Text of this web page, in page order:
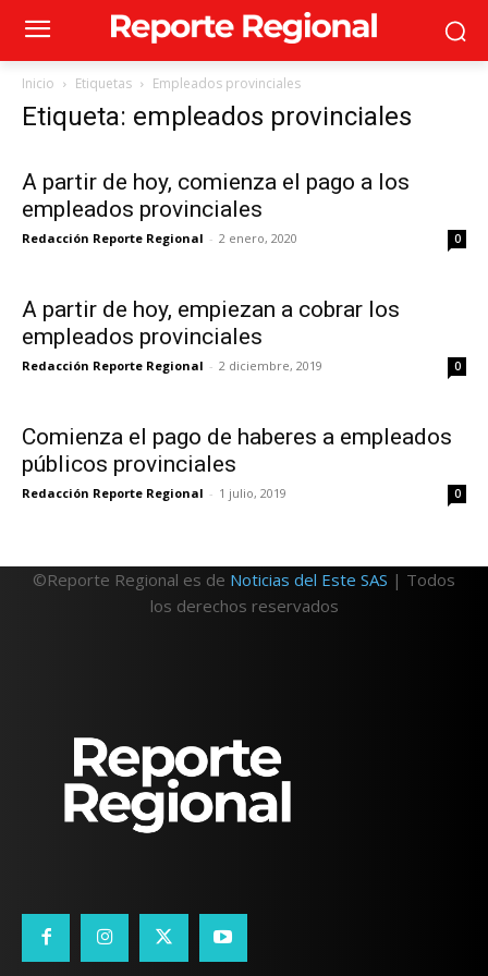
Inicio Etiquetas Empleados provinciales
Etiqueta: empleados provinciales
A partir de hoy, comienza el pago a los
empleados provinciales
Redacción Reporte Regional - 2 enero, 2020 0
A partir de hoy, empiezan a cobrar los
empleados provinciales
Redacción Reporte Regional - 2 diciembre, 2019 0
Comienza el pago de haberes a empleados
públicos provinciales
Redacción Reporte Regional - 1 julio, 2019 0
©Reporte Regional es de Noticias del Este SAS | Todos
los derechos reservados